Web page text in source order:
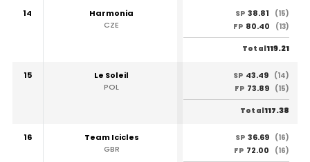
14
Harmonia
CZE
SP 38.81
(15)
FP 80.40 (13)
Total119.21
15
Le Soleil
POL
SP 43.49 (14)
FP 73.89 (15)
Total117.38
16
Team Icicles
GBR
SP 36.69 (16)
FP 72.00 (16)